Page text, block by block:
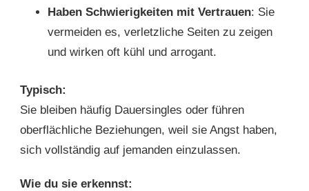
Haben Schwierigkeiten mit Vertrauen: Sie
vermeiden es, verletzliche Seiten zu zeigen
und wirken oft kühl und arrogant.
Typisch:
Sie bleiben häufig Dauersingles oder führen
oberflächliche Beziehungen, weil sie Angst haben,
sich vollständig auf jemanden einzulassen.
Wie du sie erkennst: